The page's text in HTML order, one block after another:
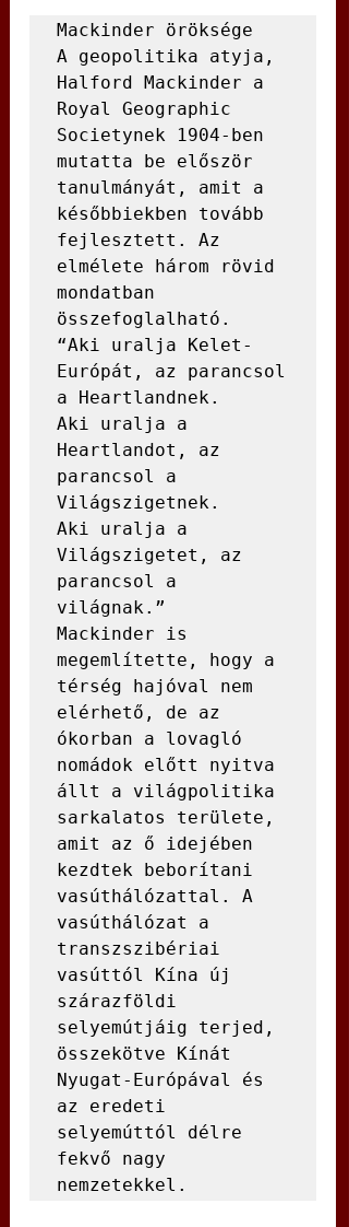
Mackinder öröksége
A geopolitika atyja,
Halford Mackinder a
Royal Geographic
Societynek 1904-ben
mutatta be először
tanulmányát, amit a
későbbiekben tovább
fejlesztett. Az
elmélete három rövid
mondatban
összefoglalható.
“Aki uralja Kelet-
Európát, az parancsol
a Heartlandnek.
Aki uralja a
Heartlandot, az
parancsol a
Világszigetnek.
Aki uralja a
Világszigetet, az
parancsol a
világnak.”
Mackinder is
megemlítette, hogy a
térség hajóval nem
elérhető, de az
ókorban a lovagló
nomádok előtt nyitva
állt a világpolitika
sarkalatos területe,
amit az ő idejében
kezdtek beborítani
vasúthálózattal. A
vasúthálózat a
transzszibériai
vasúttól Kína új
szárazföldi
selyemútjáig terjed,
összekötve Kínát
Nyugat-Európával és
az eredeti
selyemúttól délre
fekvő nagy
nemzetekkel.